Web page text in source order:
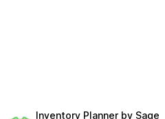
Inventory Planner by Sage